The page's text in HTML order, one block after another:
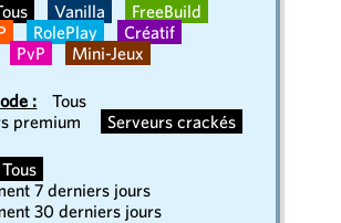
Vanilla
FreeBuild
RolePlay
Créatif
PvP Mini-Jeux
:
Tous
premium
Serveurs crackés
Tous
7 derniers jours
30 derniers jours